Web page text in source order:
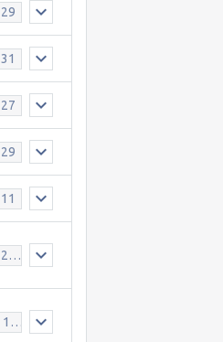
29
31
27
29
11
25
19